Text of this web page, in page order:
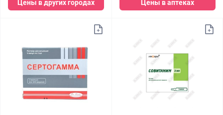
Цены в других городах Цены в аптеках